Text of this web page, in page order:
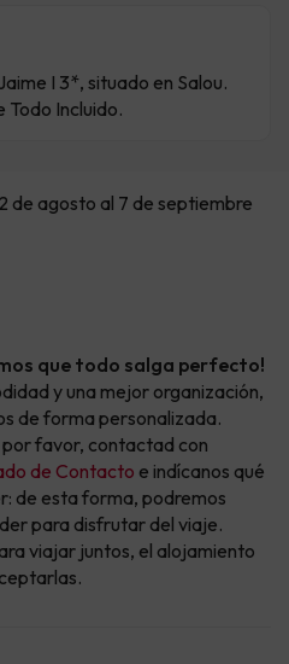
I 3*, situado en Salou.
Todo Incluido.
de agosto al 7 de septiembre
que todo salga perfecto!
y una mejor organización,
de forma personalizada.
por favor, contactad con
de Contacto e indícanos qué
de esta forma, podremos
para disfrutar del viaje.
viajar juntos, el alojamiento